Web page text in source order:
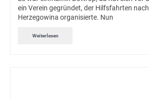
ein Verein gegründet, der Hilfsfahrten
Herzegowina organisierte. Nun
Weiterlesen